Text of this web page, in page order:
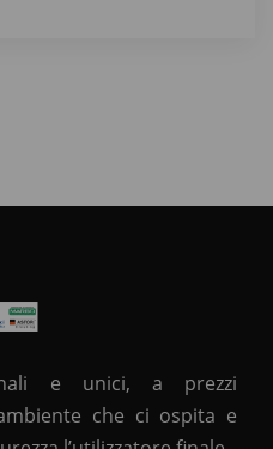
e unici, a prezzi
che ci ospita e